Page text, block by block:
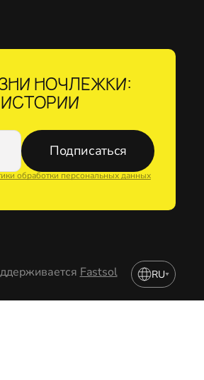
НОЧЛЕЖКИ:
Подписаться
обработки персональных данных
Fastsol RU